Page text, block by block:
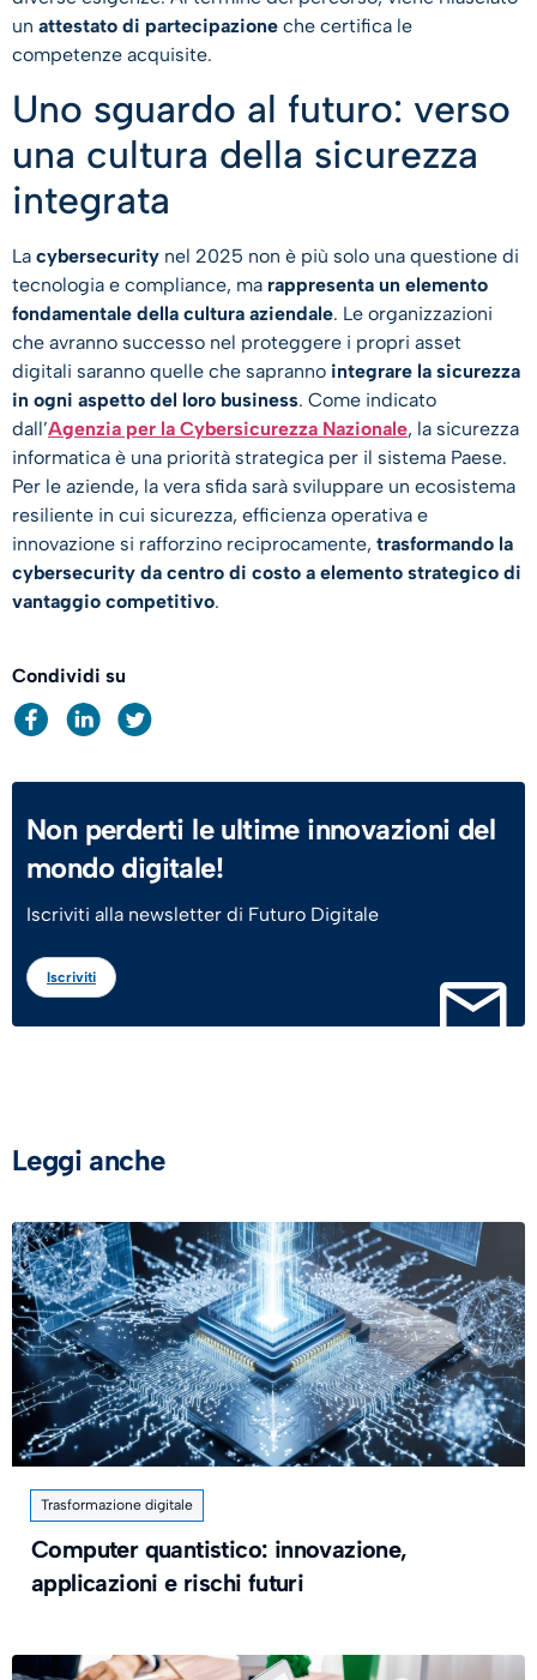
un attestato di partecipazione che certifica le
competenze acquisite.
Uno sguardo al futuro: verso
una cultura della sicurezza
integrata
La cybersecurity nel 2025 non è più solo una questione di
tecnologia e compliance, ma rappresenta un elemento
fondamentale della cultura aziendale. Le organizzazioni
che avranno successo nel proteggere i propri asset
digitali saranno quelle che sapranno integrare la sicurezza
in ogni aspetto del loro business. Come indicato
dall’Agenzia per la Cybersicurezza Nazionale, la sicurezza
informatica è una priorità strategica per il sistema Paese.
Per le aziende, la vera sfida sarà sviluppare un ecosistema
resiliente in cui sicurezza, efficienza operativa e
innovazione si rafforzino reciprocamente, trasformando la
cybersecurity da centro di costo a elemento strategico di
vantaggio competitivo.
Condividi su
Non perderti le ultime innovazioni del
mondo digitale!
Iscriviti alla newsletter di Futuro Digitale
Iscriviti
Leggi anche
Trasformazione digitale
Computer quantistico: innovazione,
applicazioni e rischi futuri